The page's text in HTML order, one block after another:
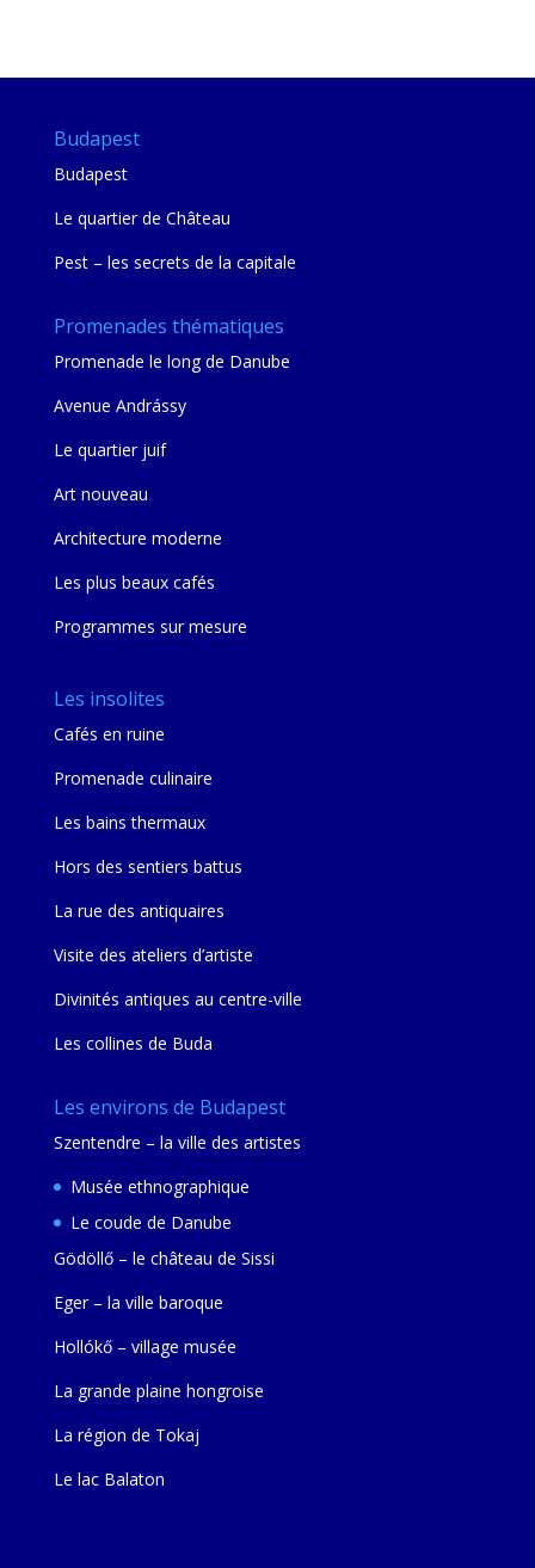
Budapest
Budapest
Le quartier de Château
Pest – les secrets de la capitale
Promenades thématiques
Promenade le long de Danube
Avenue Andrássy
Le quartier juif
Art nouveau
Architecture moderne
Les plus beaux cafés
Programmes sur mesure
Les insolites
Cafés en ruine
Promenade culinaire
Les bains thermaux
Hors des sentiers battus
La rue des antiquaires
Visite des ateliers d’artiste
Divinités antiques au centre-ville
Les collines de Buda
Les environs de Budapest
Szentendre – la ville des artistes
Musée ethnographique
Le coude de Danube
Gödöllő – le château de Sissi
Eger – la ville baroque
Hollókő – village musée
La grande plaine hongroise
La région de Tokaj
Le lac Balaton